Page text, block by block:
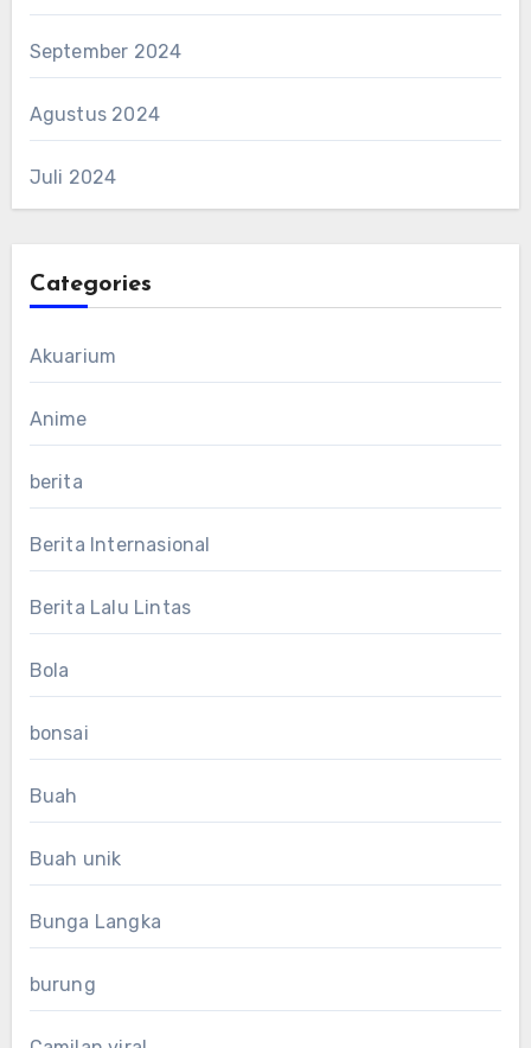
September 2024
Agustus 2024
Juli 2024
Categories
Akuarium
Anime
berita
Berita Internasional
Berita Lalu Lintas
Bola
bonsai
Buah
Buah unik
Bunga Langka
burung